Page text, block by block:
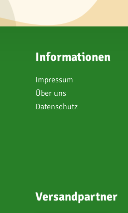
Informationen
Impressum
Über uns
Datenschutz
Versandpartner